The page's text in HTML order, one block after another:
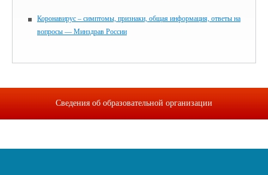
Коронавирус – симптомы, признаки, общая информация, ответы на
вопросы — Минздрав России
Сведения об образовательной организации